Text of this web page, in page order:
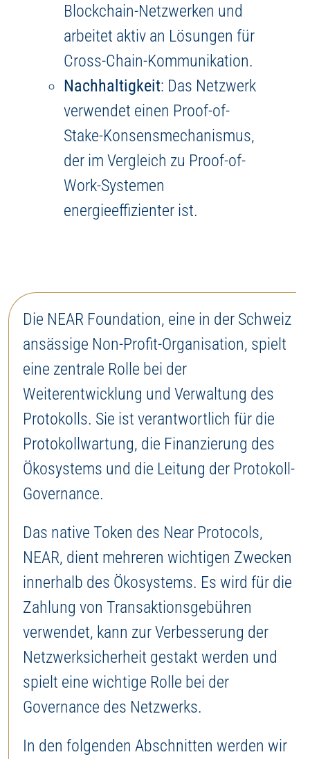
Blockchain-Netzwerken und
arbeitet aktiv an Lösungen für
Cross-Chain-Kommunikation.
Nachhaltigkeit: Das Netzwerk
verwendet einen Proof-of-
Stake-Konsensmechanismus,
der im Vergleich zu Proof-of-
Work-Systemen
energieeffizienter ist.
Die NEAR Foundation, eine in der Schweiz
ansässige Non-Profit-Organisation, spielt
eine zentrale Rolle bei der
Weiterentwicklung und Verwaltung des
Protokolls. Sie ist verantwortlich für die
Protokollwartung, die Finanzierung des
Ökosystems und die Leitung der Protokoll-
Governance.
Das native Token des Near Protocols,
NEAR, dient mehreren wichtigen Zwecken
innerhalb des Ökosystems. Es wird für die
Zahlung von Transaktionsgebühren
verwendet, kann zur Verbesserung der
Netzwerksicherheit gestakt werden und
spielt eine wichtige Rolle bei der
Governance des Netzwerks.
In den folgenden Abschnitten werden wir